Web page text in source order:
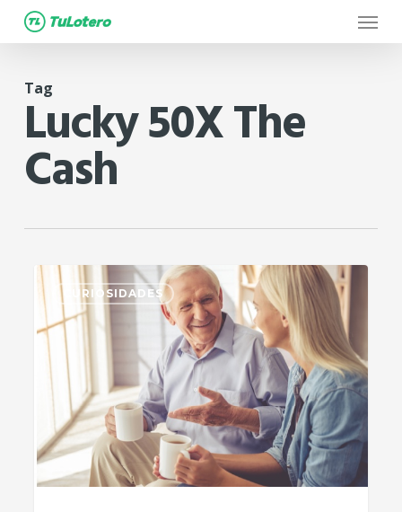
Skip
to
content
Menu
Tag
Lucky 50X The
Cash
CURIOSIDADES 1